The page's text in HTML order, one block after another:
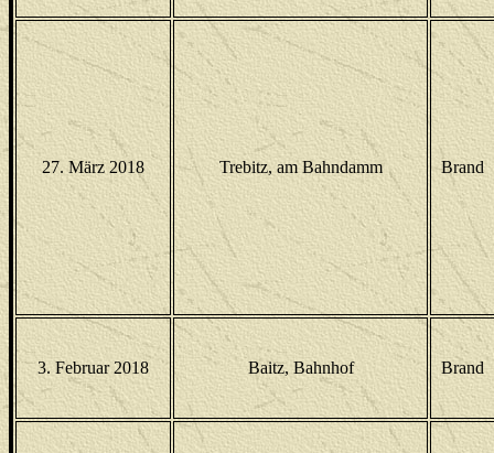
27. März 2018 Trebitz, am Bahndamm Brand
3. Februar 2018 Baitz, Bahnhof Brand